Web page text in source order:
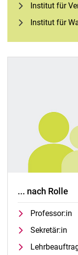
Institut für
Institut für
... nach Rolle
Professor:in
Sekretär:in